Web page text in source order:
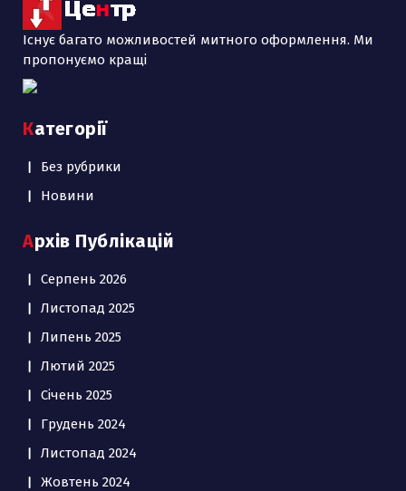
Існує багато можливостей митного оформлення. Ми
пропонуємо кращі
Категорії
Без рубрики
Новини
Архів Публікацій
Серпень 2026
Листопад 2025
Липень 2025
Лютий 2025
Січень 2025
Грудень 2024
Листопад 2024
Жовтень 2024